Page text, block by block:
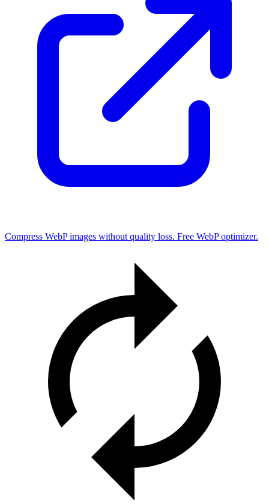
Compress WebP images without quality loss. Free WebP optimizer.